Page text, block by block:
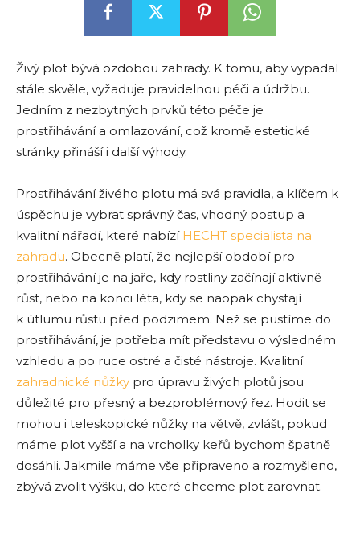
Živý plot bývá ozdobou zahrady. K tomu, aby vypadal
stále skvěle, vyžaduje pravidelnou péči a údržbu.
Jedním z nezbytných prvků této péče je
prostřihávání a omlazování, což kromě estetické
stránky přináší i další výhody.
Prostřihávání živého plotu má svá pravidla, a klíčem k
úspěchu je vybrat správný čas, vhodný postup a
kvalitní nářadí, které nabízí HECHT specialista na
zahradu. Obecně platí, že nejlepší období pro
prostřihávání je na jaře, kdy rostliny začínají aktivně
růst, nebo na konci léta, kdy se naopak chystají
k útlumu růstu před podzimem. Než se pustíme do
prostřihávání, je potřeba mít představu o výsledném
vzhledu a po ruce ostré a čisté nástroje. Kvalitní
zahradnické nůžky pro úpravu živých plotů jsou
důležité pro přesný a bezproblémový řez. Hodit se
mohou i teleskopické nůžky na větvě, zvlášť, pokud
máme plot vyšší a na vrcholky keřů bychom špatně
dosáhli. Jakmile máme vše připraveno a rozmyšleno,
zbývá zvolit výšku, do které chceme plot zarovnat.